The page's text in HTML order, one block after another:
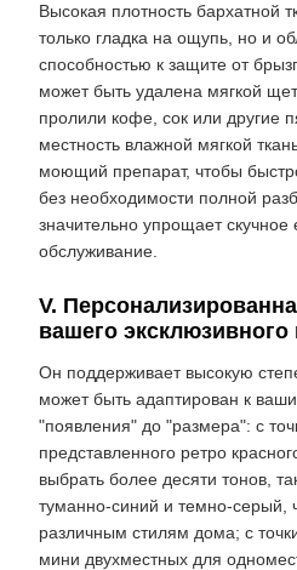
Высокая плотность бархатной
только гладка на ощупь, но и
способностью к защите от
может быть удалена мягкой
пролили кофе, сок или другие
местность влажной мягкой
моющий препарат, чтобы
без необходимости полной
значительно упрощает
обслуживание.
V.
вашего эксклюзивного
Он поддерживает высокую
может быть адаптирован к
"появления" до "размера": с
представленного ретро
выбрать более десяти тонов,
туманно-синий и темно-серый,
различным стилям дома; с
мини двухместных для